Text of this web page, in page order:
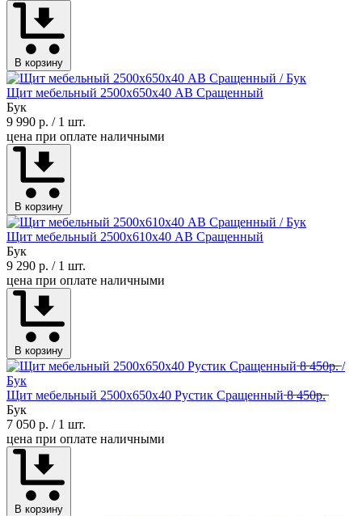
В корзину
Щит мебельный 2500х650х40 АВ Сращенный
Бук
9 990 р. / 1 шт.
цена при оплате наличными
В корзину
Щит мебельный 2500х610х40 АВ Сращенный
Бук
9 290 р. / 1 шт.
цена при оплате наличными
В корзину
Щит мебельный 2500х650х40 Рустик Сращенный ̶8̶ ̶4̶5̶0̶р̶.̶
Бук
7 050 р. / 1 шт.
цена при оплате наличными
В корзину